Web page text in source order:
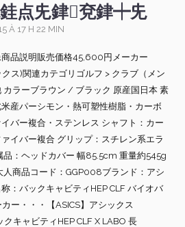
点兂銉兗銉┿兂
À 17 H 22 MIN
品説明販売価格45,600円メーカー
クス)関連カテゴリゴルフ > クラブ（メン
カラーブラウン / ブラック 原産国日本 素
産パーシモン・熱可塑性樹脂・カーボ
バー複合・ステンレス シャフト：カー
イバー複合 グリップ：スチレン系エラ
品：ヘッドカバー 幅85.5cm 重量約545g
人商品コード：GGP008ブランド：アシ
：バックキャビティHEP CLF バイオバ
ー・・・【ASICS】アシックス
キャビティHEP CLF X LABO 長